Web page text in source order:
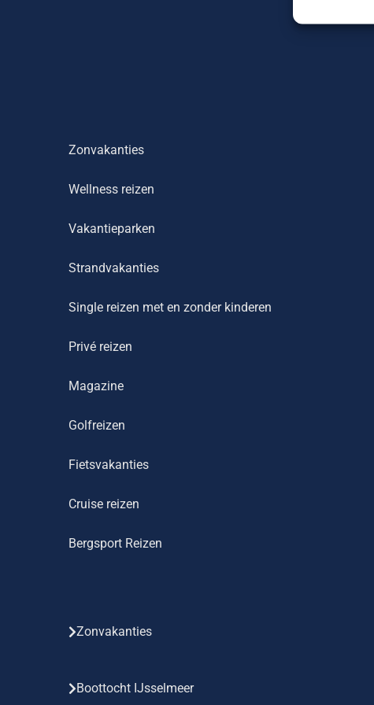
Zonvakanties
Wellness reizen
Vakantieparken
Strandvakanties
Single reizen met en zonder kinderen
Privé reizen
Magazine
Golfreizen
Fietsvakanties
Cruise reizen
Bergsport Reizen
Zonvakanties
Boottocht IJsselmeer